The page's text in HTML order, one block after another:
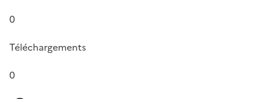
0
Téléchargements
0